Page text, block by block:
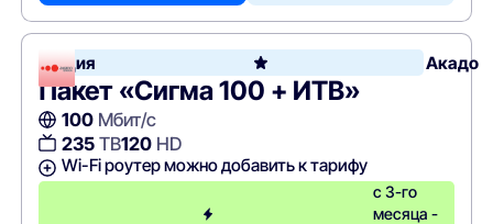
Акция Акадо
Пакет «Сигма 100 + ИТВ»
100Мбит/с
235ТВ120HD
Wi-Fi роутер можно добавить к тарифу
с 3-го
месяца -